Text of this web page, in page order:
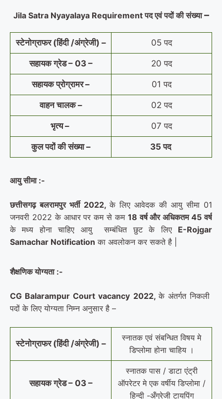
Jila Satra Nyayalaya Requirement पद एवं पदों की संख्या–
स्टेनोग्राफर (हिंदी /अंग्रेजी) – 05 पद
सहायक ग्रेड – 03 – 20 पद
सहायक प्रोग्रामर – 01 पद
वाहन चालक – 02 पद
भृत्य – 07 पद
कुल पदों की संख्या – 35 पद
आयु सीमा :-
छत्तीसगढ़ बलरामपुर भर्ती 2022, के लिए आवेदक की आयु सीमा 01
जनवरी 2022 के आधार पर कम से कम 18 वर्ष और अधिकतम 45 वर्ष
के मध्य होना चाहिए आयु सम्बंधित छुट के लिए E-Rojgar
Samachar Notification का अवलोकन कर सकते है |
शैक्षणिक योग्यता :-
CG Balarampur Court vacancy 2022,के अंतर्गत निकली
पदों के लिए योग्यता निम्न अनुसार है –
स्टेनोग्राफर (हिंदी /अंग्रेजी) –
स्नातक एवं संबन्धित विषय मे
डिप्लोमा होना चाहिय ।
सहायक ग्रेड – 03 –
स्नातक पास / डाटा एंट्री
ऑपरेटर मे एक वर्षीय डिप्लोमा /
हिन्दी -अँग्रेजी टायपिंग